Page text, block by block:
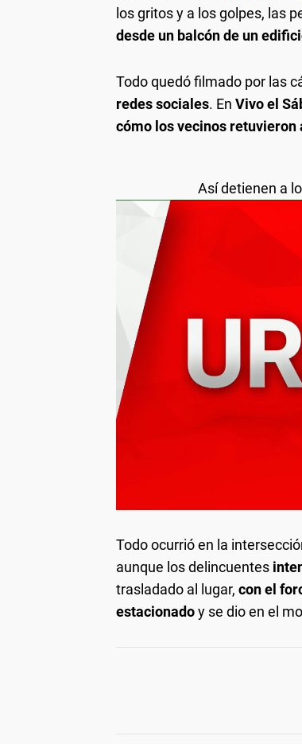
los gritos y a los golpes, las
desde un balcón de un
Todo quedó filmado por las
redes sociales. En Vivo el
cómo los vecinos retuvieron
Así detienen a
Todo ocurrió en la
aunque los delincuentes
trasladado al lugar, con el
estacionadoy se dio en el